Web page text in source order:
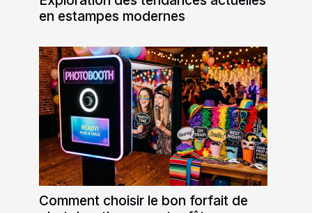
en estampes modernes
Comment choisir le bon forfait de